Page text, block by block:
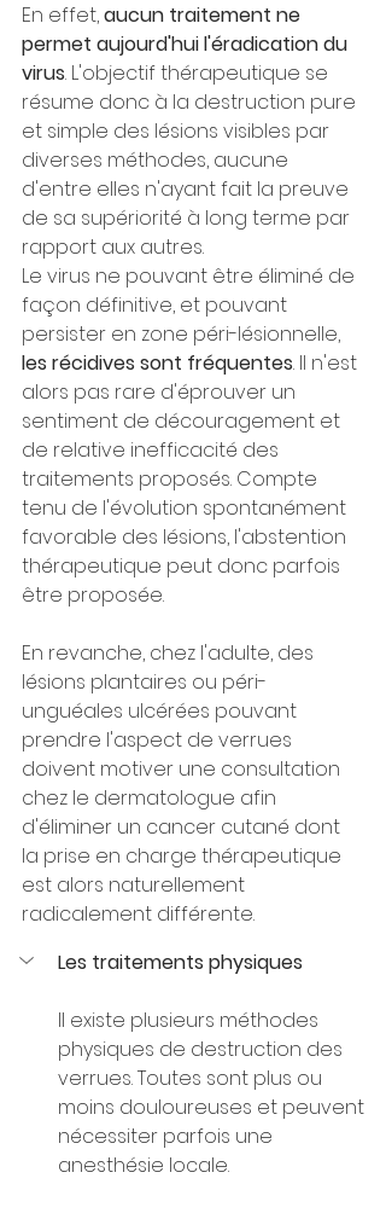
En effet, aucun traitement ne
permet aujourd'hui l'éradication du
virus. L'objectif thérapeutique se
résume donc à la destruction pure
et simple des lésions visibles par
diverses méthodes, aucune
d'entre elles n'ayant fait la preuve
de sa supériorité à long terme par
rapport aux autres.
Le virus ne pouvant être éliminé de
façon définitive, et pouvant
persister en zone péri-lésionnelle,
les récidives sont fréquentes. Il n'est
alors pas rare d'éprouver un
sentiment de découragement et
de relative inefficacité des
traitements proposés. Compte
tenu de l'évolution spontanément
favorable des lésions, l'abstention
thérapeutique peut donc parfois
être proposée.
En revanche, chez l'adulte, des
lésions plantaires ou péri-
unguéales ulcérées pouvant
prendre l'aspect de verrues
doivent motiver une consultation
chez le dermatologue afin
d'éliminer un cancer cutané dont
la prise en charge thérapeutique
est alors naturellement
radicalement différente.
Les traitements physiques
Il existe plusieurs méthodes
physiques de destruction des
verrues. Toutes sont plus ou
moins douloureuses et peuvent
nécessiter parfois une
anesthésie locale.